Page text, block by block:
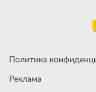
Политика
Реклама